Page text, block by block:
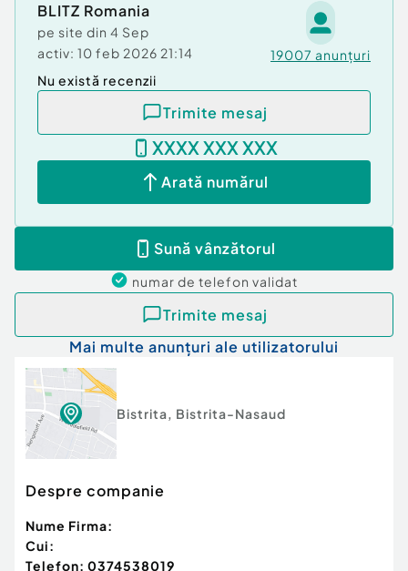
Confort: 1
Tip imobil:Bloc de apartamente
Număr Băi:1
Nr. locuri parcare:
BLITZ Romania
pe site din 4 Sep
activ: 10 feb 2026 21:14 19007 anunțuri
Nu există recenzii
Trimite mesaj
XXXX XXX XXX
Arată numărul
Sună vânzătorul
numar de telefon validat
Trimite mesaj
Mai multe anunțuri ale utilizatorului
Bistrita, Bistrita-Nasaud
Despre companie
Nume Firma:
Cui:
Telefon: 0374538019